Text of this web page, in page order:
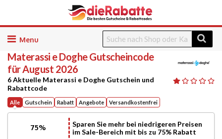
Skip
content
Materassi e DogheGutscheincode
für August 2026
6 Aktuelle Materassi e Doghe Gutschein und
Rabattcode
Alle Gutschein Rabatt Angebote Versandkostenfrei
75%
Sparen Sie mehr bei niedrigeren Preisen
im Sale-Bereich mit bis zu 75% Rabatt